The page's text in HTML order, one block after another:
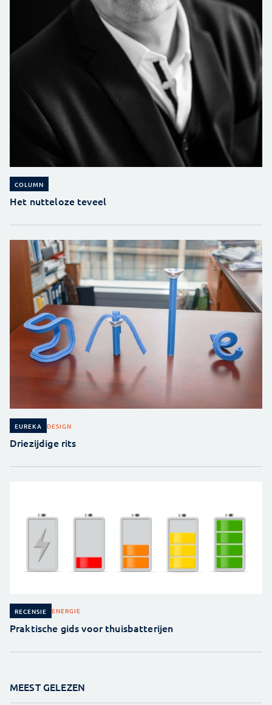
COLUMN
Het nutteloze teveel
EUREKA DESIGN
Driezijdige rits
RECENSIE ENERGIE
Praktische gids voor thuisbatterijen
MEEST GELEZEN